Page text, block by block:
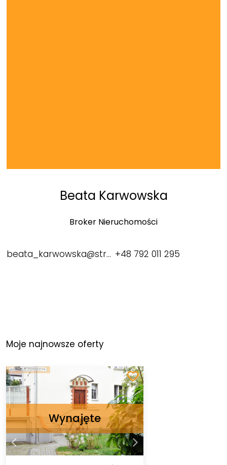
Beata Karwowska
Broker Nieruchomości
beata_karwowska@strzelczyk.pl +48 792 011 295
Moje najnowsze oferty